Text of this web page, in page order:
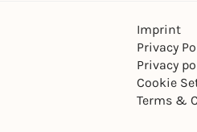
Imprint
Privacy
Privacy
Cookie
Terms &